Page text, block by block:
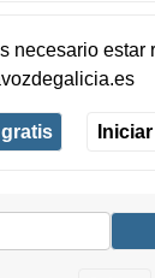
necesario estar